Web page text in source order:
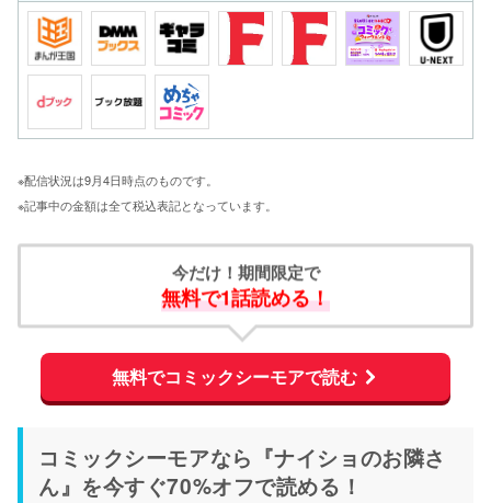
※配信状況は9月4日時点のものです。
※記事中の金額は全て税込表記となっています。
今だけ！期間限定で
無料で1話読める！
無料でコミックシーモアで読む
コミックシーモアなら『ナイショのお隣さ
ん』を今すぐ70%オフで読める！